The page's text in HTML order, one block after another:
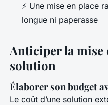
⚡ Une mise en place
longue ni paperasse
Anticiper la mise
solution
Élaborer son budget
Le coût d’une solution